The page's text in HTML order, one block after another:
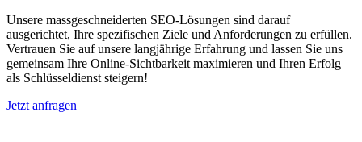
Unsere massgeschneiderten SEO-Lösungen sind darauf
ausgerichtet, Ihre spezifischen Ziele und Anforderungen zu erfüllen.
Vertrauen Sie auf unsere langjährige Erfahrung und lassen Sie uns
gemeinsam Ihre Online-Sichtbarkeit maximieren und Ihren Erfolg
als Schlüsseldienst steigern!
Jetzt anfragen